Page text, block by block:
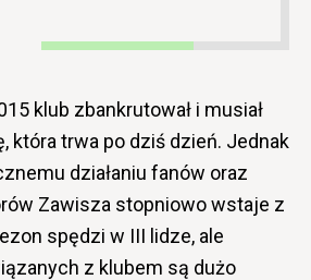
klub zbankrutował i musiał
która trwa po dziś dzień. Jednak
działaniu fanów oraz
Zawisza stopniowo wstaje z
spędzi w III lidze, ale
z klubem są dużo